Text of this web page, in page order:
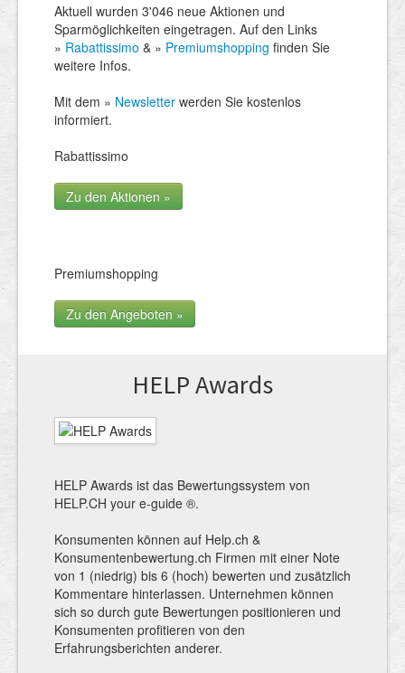
Aktuell wurden 3'046 neue Aktionen und
Sparmöglichkeiten eingetragen. Auf den Links
» Rabattissimo & » Premiumshopping finden Sie
weitere Infos.
Mit dem » Newsletter werden Sie kostenlos
informiert.
Rabattissimo
Zu den Aktionen »
Premiumshopping
Zu den Angeboten »
HELP Awards
HELP Awards ist das Bewertungssystem von
HELP.CH your e-guide ®.
Konsumenten können auf Help.ch &
Konsumentenbewertung.ch Firmen mit einer Note
von 1 (niedrig) bis 6 (hoch) bewerten und zusätzlich
Kommentare hinterlassen. Unternehmen können
sich so durch gute Bewertungen positionieren und
Konsumenten profitieren von den
Erfahrungsberichten anderer.